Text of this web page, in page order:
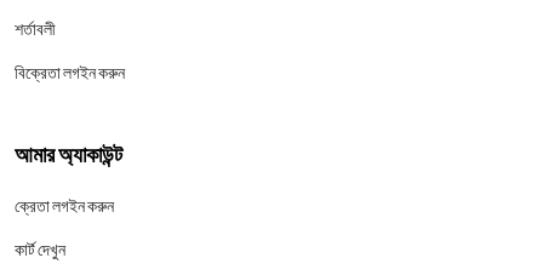
শর্তাবলী
বিক্রেতা লগইন করুন
আমার অ্যাকাউন্ট
ক্রেতা লগইন করুন
কার্ট দেখুন